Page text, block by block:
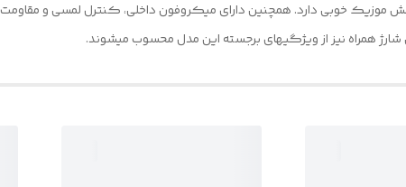
خوبی دارد. همچنین دارای میکروفون داخلی، کنترل لمسی و مقاومت در
همراه نیز از ویژگیهای برجسته این مدل محسوب میشوند.